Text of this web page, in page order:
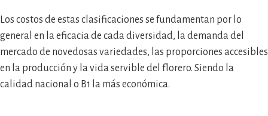
Los costos de estas clasificaciones se fundamentan por lo
general en la eficacia de cada diversidad, la demanda del
mercado de novedosas variedades, las proporciones accesibles
en la producción y la vida servible del florero. Siendo la
calidad nacional o B1 la más económica.